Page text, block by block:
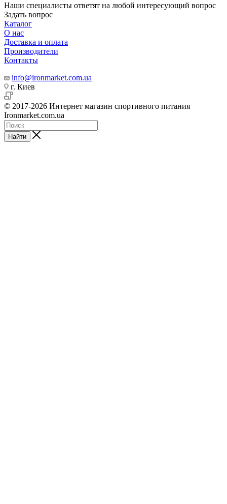
Наши специалисты ответят на любой интересующий вопрос
Задать вопрос
Каталог
О нас
Доставка и оплата
Производители
Контакты
info@ironmarket.com.ua
г. Киев
© 2017-2026 Интернет магазин спортивного питания
Ironmarket.com.ua
Найти